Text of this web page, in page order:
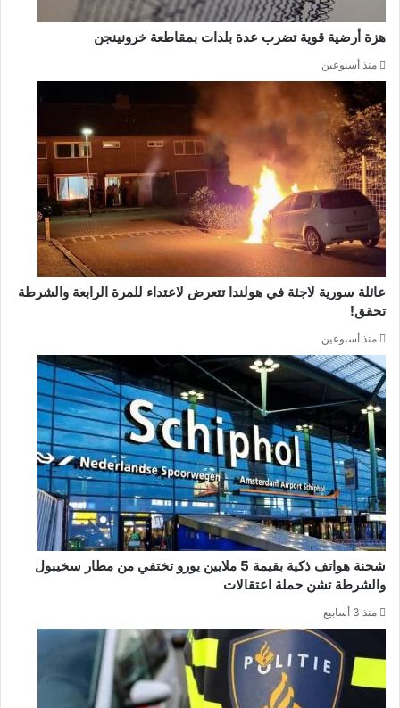
هزة أرضية قوية تضرب عدة بلدات بمقاطعة خرونينجن
منذ أسبوعين
عائلة سورية لاجئة في هولندا تتعرض لاعتداء للمرة الرابعة والشرطة
تحقق!
منذ أسبوعين
شحنة هواتف ذكية بقيمة 5 ملايين يورو تختفي من مطار سخيبول
والشرطة تشن حملة اعتقالات
منذ 3 أسابيع